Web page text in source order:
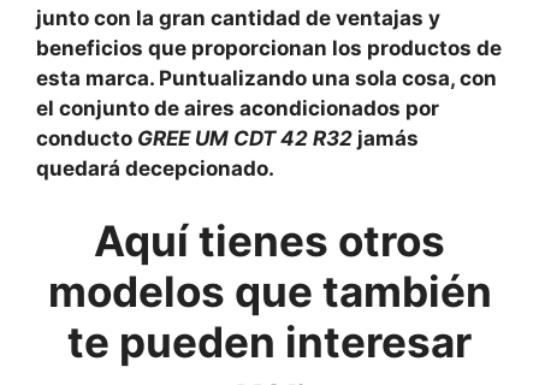
junto con la gran cantidad de ventajas y
beneficios que proporcionan los productos de
esta marca. Puntualizando una sola cosa, con
el conjunto de aires acondicionados por
conducto GREE UM CDT 42 R32 jamás
quedará decepcionado.
Aquítienes otros
modelos que también
te pueden interesar